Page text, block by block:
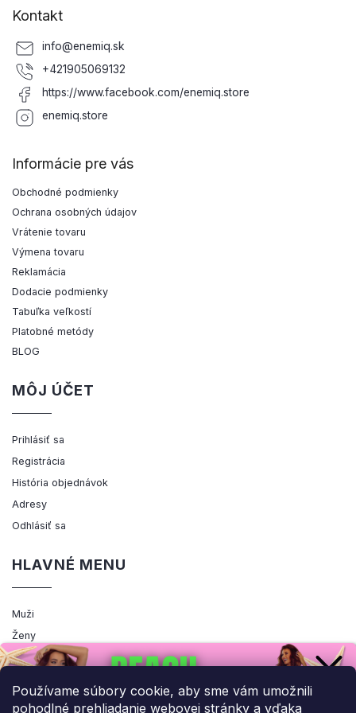
Používame súbory cookie, aby sme vám umožnili
pohodlné prehliadanie webovej stránky a vďaka
Kontakt
info@enemiq.sk
+421905069132
https://www.facebook.com/enemiq.store
enemiq.store
Informácie pre vás
Obchodné podmienky
Ochrana osobných údajov
Vrátenie tovaru
Výmena tovaru
Reklamácia
Dodacie podmienky
Tabuľka veľkostí
Platobné metódy
BLOG
MÔJ ÚČET
Prihlásiť sa
Registrácia
História objednávok
Adresy
Odhlásiť sa
HLAVNÉ MENU
Muži
Ženy
Výpredaj